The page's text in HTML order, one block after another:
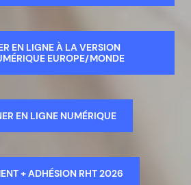
EN LIGNE À LA VERSION
EUROPE/MONDE
EN LIGNE NUMÉRIQUE
+ ADHÉSION RHT 2026